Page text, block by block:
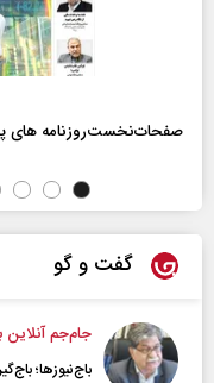
صفحات‌نخست‌روزنامه ها‌ی پنجشنبه‌۱۵
گفت و گو
جام‌جم
باج‌نیوزها؛